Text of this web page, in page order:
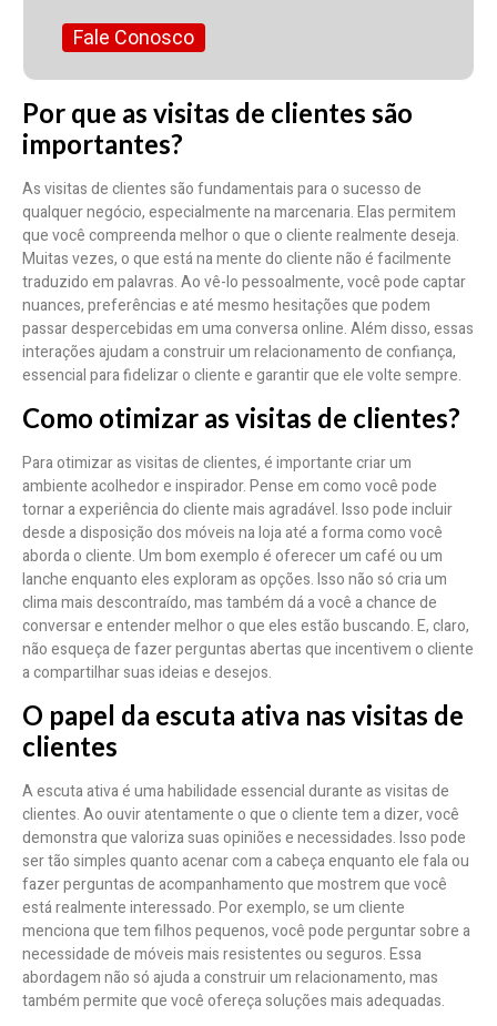
Fale Conosco
Por que as visitas de clientes são
importantes?
As visitas de clientes são fundamentais para o sucesso de
qualquer negócio, especialmente na marcenaria. Elas permitem
que você compreenda melhor o que o cliente realmente deseja.
Muitas vezes, o que está na mente do cliente não é facilmente
traduzido em palavras. Ao vê-lo pessoalmente, você pode captar
nuances, preferências e até mesmo hesitações que podem
passar despercebidas em uma conversa online. Além disso, essas
interações ajudam a construir um relacionamento de confiança,
essencial para fidelizar o cliente e garantir que ele volte sempre.
Como otimizar as visitas de clientes?
Para otimizar as visitas de clientes, é importante criar um
ambiente acolhedor e inspirador. Pense em como você pode
tornar a experiência do cliente mais agradável. Isso pode incluir
desde a disposição dos móveis na loja até a forma como você
aborda o cliente. Um bom exemplo é oferecer um café ou um
lanche enquanto eles exploram as opções. Isso não só cria um
clima mais descontraído, mas também dá a você a chance de
conversar e entender melhor o que eles estão buscando. E, claro,
não esqueça de fazer perguntas abertas que incentivem o cliente
a compartilhar suas ideias e desejos.
O papel da escuta ativa nas visitas de
clientes
A escuta ativa é uma habilidade essencial durante as visitas de
clientes. Ao ouvir atentamente o que o cliente tem a dizer, você
demonstra que valoriza suas opiniões e necessidades. Isso pode
ser tão simples quanto acenar com a cabeça enquanto ele fala ou
fazer perguntas de acompanhamento que mostrem que você
está realmente interessado. Por exemplo, se um cliente
menciona que tem filhos pequenos, você pode perguntar sobre a
necessidade de móveis mais resistentes ou seguros. Essa
abordagem não só ajuda a construir um relacionamento, mas
também permite que você ofereça soluções mais adequadas.